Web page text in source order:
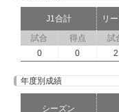
J1合計 リ
試合
得点 試
0
0 2
年度別成績
シーズン